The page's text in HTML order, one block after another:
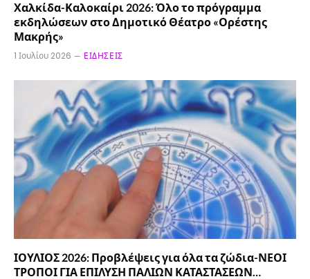
Χαλκίδα-Καλοκαίρι 2026: Όλο το πρόγραμμα
εκδηλώσεων στο Δημοτικό Θέατρο «Ορέστης
Μακρής»
1 Ιουλίου 2026 ΕΙΔΉΣΕΙΣ
ΙΟΥΛΙΟΣ 2026: Προβλέψεις για όλα τα ζώδια-ΝΕΟΙ
ΤΡΟΠΟΙ ΓΙΑ ΕΠΙΛΥΣΗ ΠΑΛΙΩΝ ΚΑΤΑΣΤΑΣΕΩΝ…